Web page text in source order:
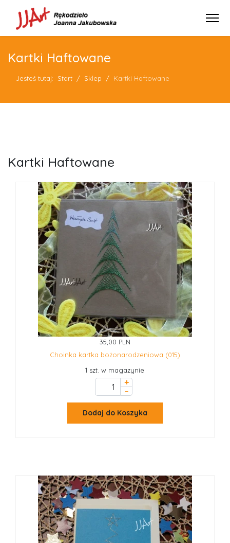
Kartki Haftowane
Jesteś tutaj: Start Sklep Kartki Haftowane
Kartki Haftowane
35,00 PLN
Choinka kartka bożonarodzeniowa (015)
1 szt. w magazynie
+
–
Dodaj do Koszyka